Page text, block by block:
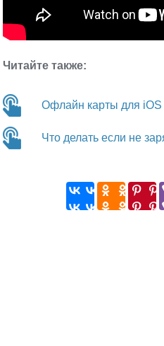
Читайте также:
Офлайн карты для iOS
Что делать если не